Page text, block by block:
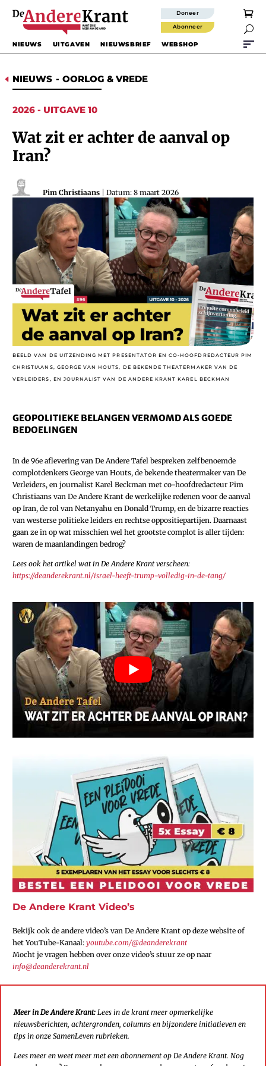
Doneer
Abonneer 
NIEUWS UITGAVEN NIEUWSBRIEF WEBSHOP
D NIEUWS - OORLOG & VREDE
2026 - UITGAVE 10
Wat zit er achter de aanval op
Iran?
Pim Christiaans | Datum: 8 maart 2026
BEELD VAN DE UITZENDING MET PRESENTATOR EN CO-HOOFDREDACTEUR PIM
CHRISTIAANS, GEORGE VAN HOUTS, DE BEKENDE THEATERMAKER VAN DE
VERLEIDERS, EN JOURNALIST VAN DE ANDERE KRANT KAREL BECKMAN
GEOPOLITIEKE BELANGEN VERMOMD ALS GOEDE
BEDOELINGEN
In de 96e aflevering van De Andere Tafel bespreken zelfbenoemde
complotdenkers George van Houts, de bekende theatermaker van De
Verleiders, en journalist Karel Beckman met co-hoofdredacteur Pim
Christiaans van De Andere Krant de werkelijke redenen voor de aanval
op Iran, de rol van Netanyahu en Donald Trump, en de bizarre reacties
van westerse politieke leiders en rechtse oppositiepartijen. Daarnaast
gaan ze in op wat misschien wel het grootste complot is aller tijden:
waren de maanlandingen bedrog?
Lees ook het artikel wat in De Andere Krant verscheen:
https://deanderekrant.nl/israel-heeft-trump-volledig-in-de-tang/
De Andere Krant Video’s
Bekijk ook de andere video’s van De Andere Krant op deze website of
het YouTube-Kanaal: youtube.com/@deanderekrant
Mocht je vragen hebben over onze video’s stuur ze op naar
info@deanderekrant.nl
Meer in De Andere Krant: Lees in de krant meer opmerkelijke
nieuwsberichten, achtergronden, columns en bijzondere initiatieven en
tips in onze SamenLeven rubrieken.
Lees meer en weet meer met een abonnement op De Andere Krant. Nog